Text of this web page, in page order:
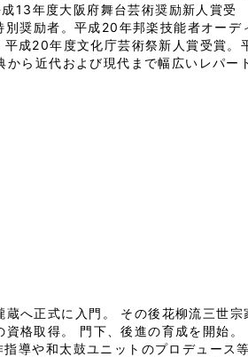
13年度大阪府舞台芸術奨励新人賞受
奨励者。平成20年邦楽技能者オーデ
成20年度文化庁芸術祭新人賞受賞。
ら近代および現代まで幅広いレパー
へ正式に入門。 その後花柳流三世宗
格取得。 門下、後進の育成を開始。
導や和太鼓ユニットのプロデュース等